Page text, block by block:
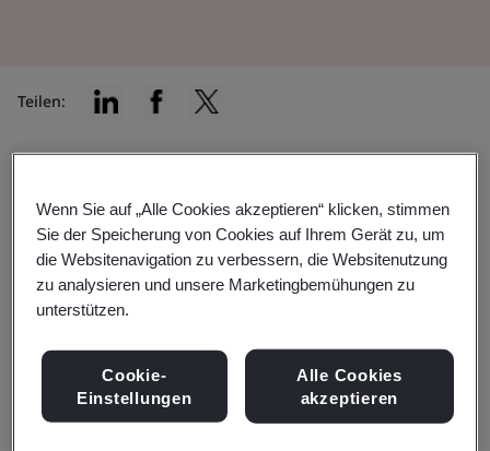
Luft- und Raumfahrtindustrie ist Qualität ein
entscheidender Faktor für die Kundenzufriedenheit.
Qualitätskontrolle fördert eine kontinuierliche
Verbesserung, vermeidet Fehler und reduziert
Abweichungen und Verluste innerhalb der
Lieferketten.
Die Auswirkungen sind enorm und führen zu
einwandfreien Produkten, die exakten Spezifikationen
Teilen:
Wenn Sie auf „Alle Cookies akzeptieren“ klicken, stimmen
Sie der Speicherung von Cookies auf Ihrem Gerät zu, um
die Websitenavigation zu verbessern, die Websitenutzung
zu analysieren und unsere Marketingbemühungen zu
unterstützen.
Cookie-
Einstellungen
Alle Cookies
akzeptieren